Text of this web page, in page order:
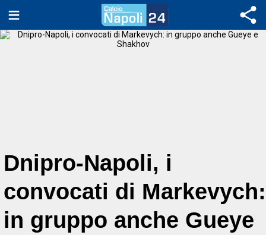
Dnipro-Napoli, i
convocati di Markevych:
in gruppo anche Gueye